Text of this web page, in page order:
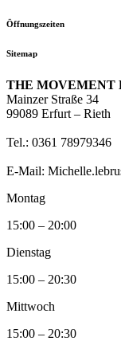
Öffnungszeiten
Sitemap
THE MOVEMENT
Mainzer Straße 34
99089 Erfurt – Rieth
Tel.: 0361 78979346
E-Mail:
Montag
15:00 – 20:00
Dienstag
15:00 – 20:30
Mittwoch
15:00 – 20:30